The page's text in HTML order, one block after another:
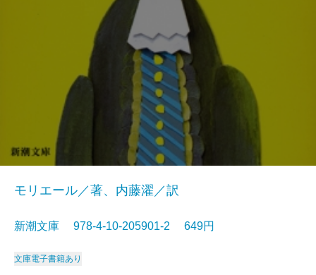
モリエール／著、内藤濯／訳
新潮文庫 978-4-10-205901-2 649円
文庫電子書籍あり